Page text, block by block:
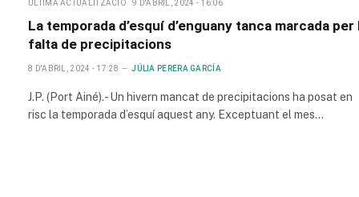
ULTIMA ACTUALITZACIÓ 9 D'ABRIL, 2024 - 16:06
La temporada d’esquí d’enguany tanca marcada per
falta de precipitacions
8 D'ABRIL, 2024 - 17:28 JÚLIA PERERA GARCÍA
J.P. (Port Ainé).- Un hivern mancat de precipitacions ha posat en
risc la temporada d’esquí aquest any. Exceptuant el mes…